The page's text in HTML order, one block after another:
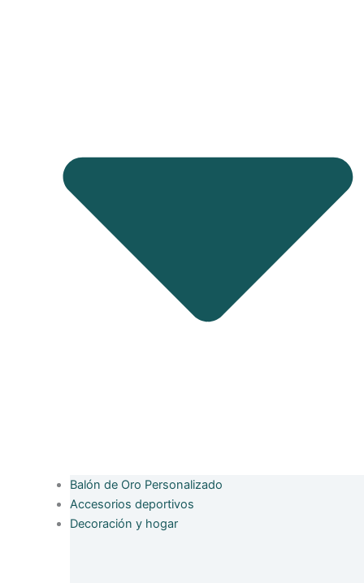
Balón de Oro Personalizado
Accesorios deportivos
Decoración y hogar